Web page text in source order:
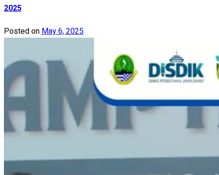
2025
Posted onMay 6, 2025